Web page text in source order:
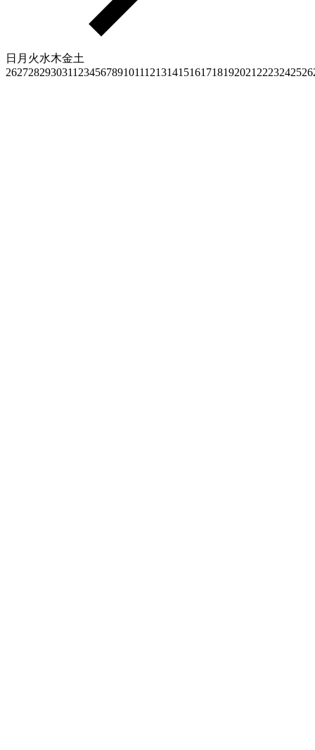
日 月 火水木金土
2627282930311 23456789101112131415161718192021 2223242526